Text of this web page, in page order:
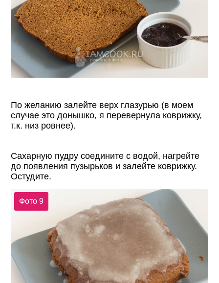
По желанию залейте верх глазурью (в моем
случае это донышко, я перевернула коврижку,
т.к. низ ровнее).
Сахарную пудру соедините с водой, нагрейте
до появления пузырьков и залейте коврижку.
Остудите.
Фото 9